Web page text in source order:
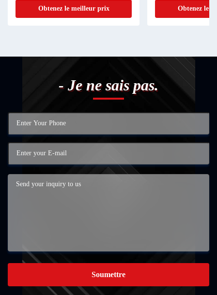
Obtenez le meilleur prix Obtenez le
- Je ne sais pas.
Soumettre